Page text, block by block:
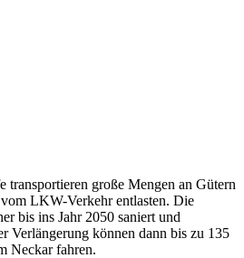
transportieren große Mengen an Gütern
LKW-Verkehr entlasten. Die
bis ins Jahr 2050 saniert und
Verlängerung können dann bis zu 135
Neckar fahren.